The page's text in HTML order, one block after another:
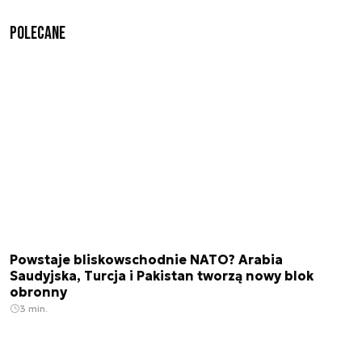
Polecane
Powstaje bliskowschodnie NATO? Arabia
Saudyjska, Turcja i Pakistan tworzą nowy blok
obronny
3 min.